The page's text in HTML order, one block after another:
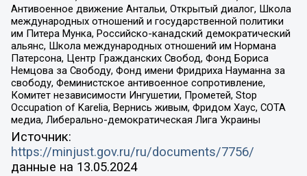
Антивоенное движение Антальи, Открытый диалог, Школа
международных отношений и государственной политики
им Питера Мунка, Российско-канадский демократический
альянс, Школа международных отношений им Нормана
Патерсона, Центр Гражданских Свобод, Фонд Бориса
Немцова за Свободу, Фонд имени Фридриха Науманна за
свободу, Феминистское антивоенное сопротивление,
Комитет независимости Ингушетии, Прометей, Stop
Occupation of Karelia, Вернись живым, Фридом Хаус, СОТА
медиа, Либерально-демократическая Лига Украины
Источник:
https://minjust.gov.ru/ru/documents/7756/
данные на 13.05.2024